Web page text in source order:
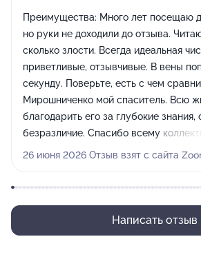
Преимущества: Много лет посещаю
но руки не доходили до отзыва.
сколько злости. Всегда идеальная
приветливые, отзывчивые. В вены
секунду. Поверьте, есть с чем
Мирошниченко мой спаситель. Всю
благодарить его за глубокие
безразличие. Спасибо всему
вам. С ув. Ирина Романова
26 июня 2026 Отзыв взят с сайта
Написать отзыв